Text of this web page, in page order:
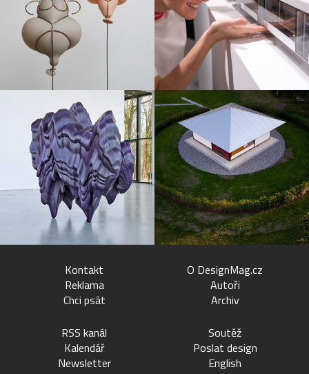
Kontakt
Reklama
Chci psát
O DesignMag.cz
Autoři
Archiv
RSS kanál
Kalendář
Newsletter
Soutěž
Poslat design
English